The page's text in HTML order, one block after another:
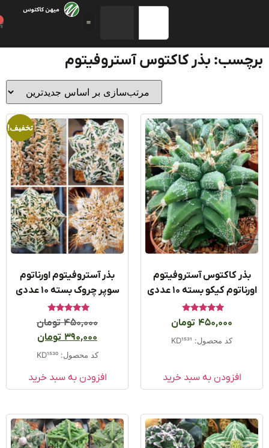
بذر کاکتوس آستروفیتوم
کاکتوس آستروفیتوم
کیکو بسته 10 عددی
5.00
450,000 تومان
کد محصول: KD1531
افزودن به سبد خرید
تخفیف!
بذر آستروفیتوم اورناتوم
سوپر چروک بسته 10 عددی
5.00
از 5
450,000 تومان
390,000 تومان
کد محصول: KD1530
افزودن به سبد خرید